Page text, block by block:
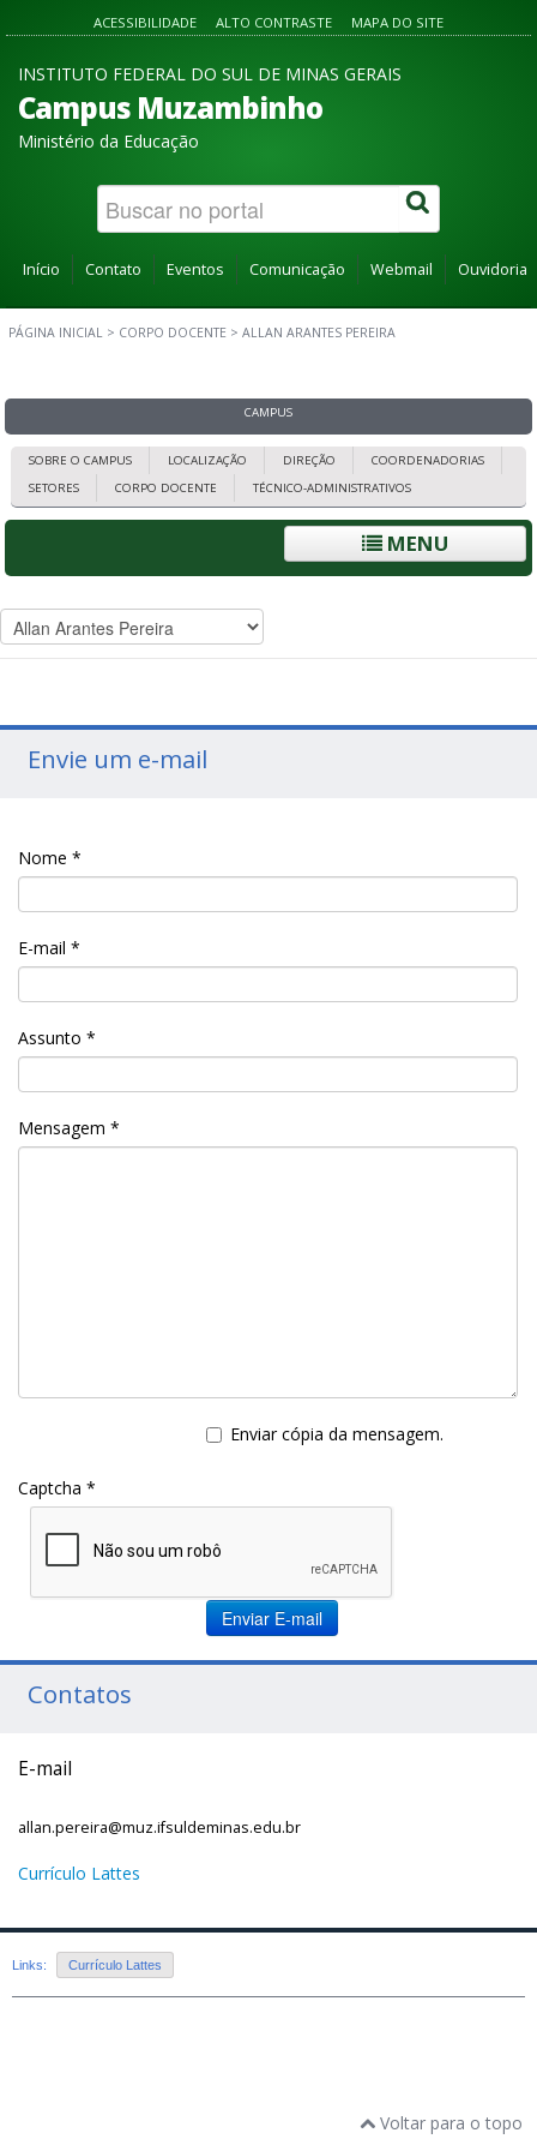
ACESSIBILIDADE ALTO CONTRASTE MAPA DO SITE
INSTITUTO FEDERAL DO SUL DE MINAS GERAIS
Campus Muzambinho
Ministério da Educação
Início Contato Eventos Comunicação Webmail Ouvidoria
PÁGINA INICIAL > CORPO DOCENTE > ALLAN ARANTES PEREIRA
CAMPUS
SOBRE O CAMPUS LOCALIZAÇÃO DIREÇÃO
COORDENADORIAS
SETORES
CORPO DOCENTE TÉCNICO-ADMINISTRATIVOS
MENU
Envie um e-mail
Nome *
E-mail *
Assunto *
Mensagem *
Enviar cópia da mensagem.
Captcha *
Enviar E-mail
Contatos
E-mail
allan.pereira@muz.ifsuldeminas.edu.br
Currículo Lattes
Links: Currículo Lattes
Voltar para o topo